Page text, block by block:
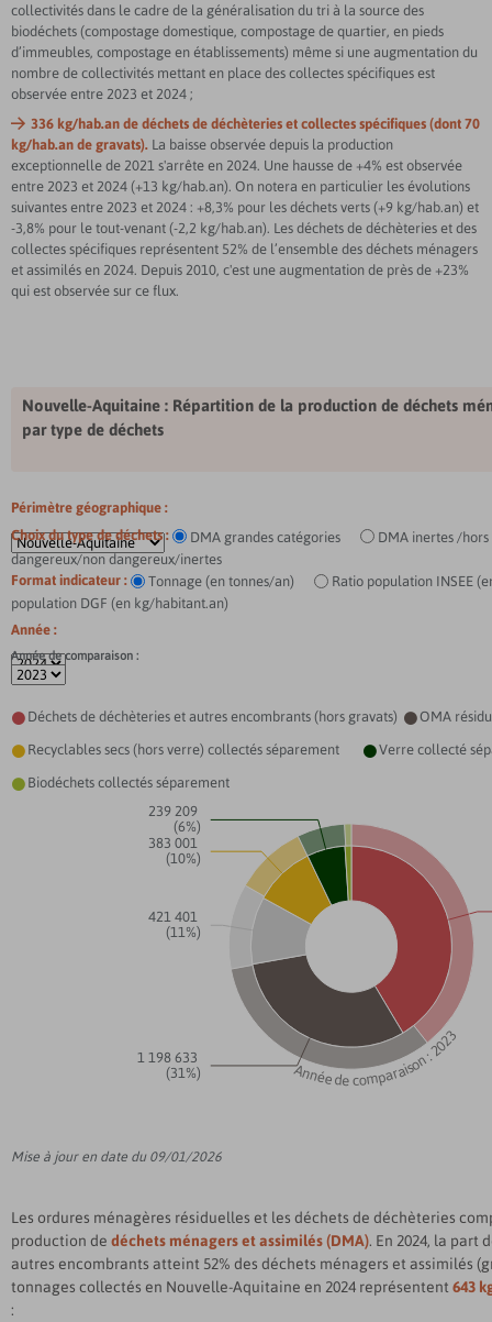
collectivités dans le cadre de la généralisation du tri à la source des
biodéchets (compostage domestique, compostage de quartier, en pieds
d’immeubles, compostage en établissements) même si une augmentation du
nombre de collectivités mettant en place des collectes spécifiques est
observée entre 2023 et 2024 ;
336 kg/hab.an de déchets de déchèteries et collectes spécifiques (dont 70
kg/hab.an de gravats). La baisse observée depuis la production
exceptionnelle de 2021 s'arrête en 2024. Une hausse de +4% est observée
entre 2023 et 2024 (+13 kg/hab.an). On notera en particulier les évolutions
suivantes entre 2023 et 2024 : +8,3% pour les déchets verts (+9 kg/hab.an) et
-3,8% pour le tout-venant (-2,2 kg/hab.an). Les déchets de déchèteries et des
collectes spécifiques représentent 52% de l’ensemble des déchets ménagers
et assimilés en 2024. Depuis 2010, c'est une augmentation de près de +23%
qui est observée sur ce flux.
Nouvelle-Aquitaine : Répartition de la production de déchets
par type de déchets
Périmètre géographique :
Choix du type de déchets :
DMA grandes catégories
DMA inertes /
dangereux/non dangereux/inertes
Format indicateur :
Tonnage (en tonnes/an)
Ratio population INSEE
population DGF (en kg/habitant.an)
Année :
Année de comparaison :
 Déchets de déchèteries et autres encombrants (hors gravats) OMA
 Recyclables secs (hors verre) collectés séparement Verre collecté
 Biodéchets collectés séparement
1 198 633
(31%)
421 401
(11%)
383 001
(10%)
239 209
(6%)
Année de comparaison : 2023
Mise à jour en date du 09/01/2026
Les ordures ménagères résiduelles et les déchets de déchèteries
production de déchets ménagers et assimilés (DMA). En 2024, la part
autres encombrants atteint 52% des déchets ménagers et assimilés
tonnages collectés en Nouvelle-Aquitaine en 2024 représentent 643
: